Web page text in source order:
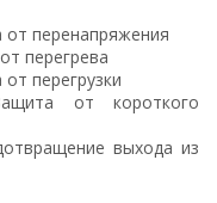
перенапряжения
перегрева
перегрузки
от короткого
выхода из